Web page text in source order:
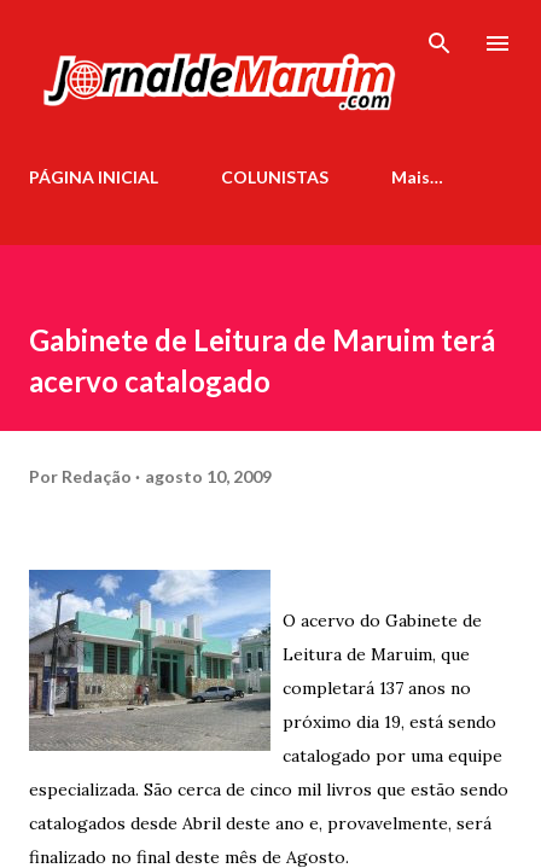
PÁGINA INICIAL COLUNISTAS Mais…
Gabinete de Leitura de Maruim terá
acervo catalogado
Por Redação agosto 10, 2009
O acervo do Gabinete de
Leitura de Maruim, que
completará 137 anos no
próximo dia 19, está sendo
catalogado por uma equipe
especializada. São cerca de cinco mil livros que estão sendo
catalogados desde Abril deste ano e, provavelmente, será
finalizado no final deste mês de Agosto.